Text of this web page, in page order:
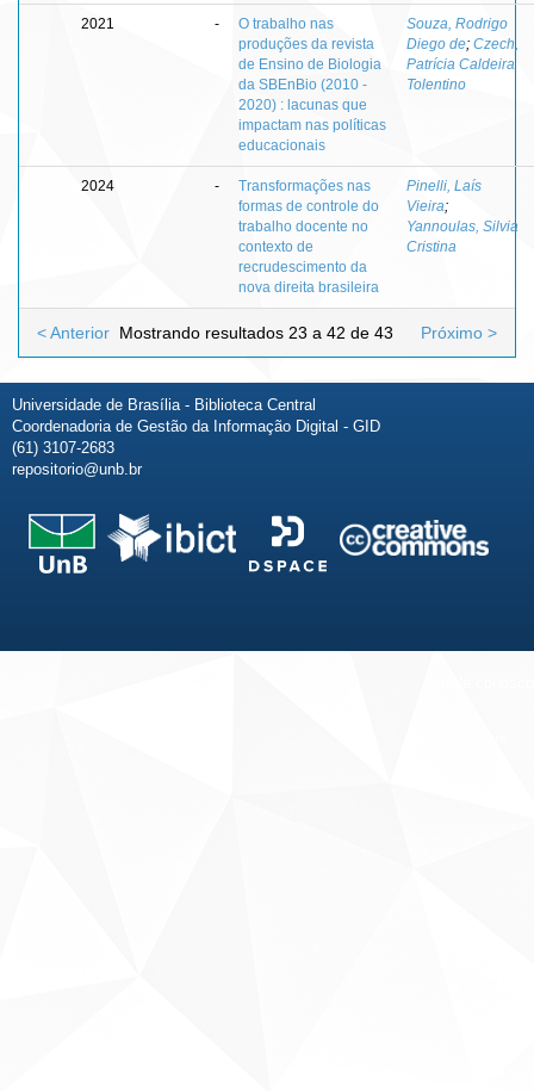
2021 -
O trabalho nas
produções da revista
de Ensino de Biologia
da SBEnBio (2010 -
2020) : lacunas que
impactam nas políticas
educacionais
Souza, Rodrigo
Diego de; Czech,
Patrícia Caldeira
Tolentino
2024 -
Transformações nas
formas de controle do
trabalho docente no
contexto de
recrudescimento da
nova direita brasileira
Pinelli, Laís
Vieira;
Yannoulas, Silvia
Cristina
Mostrando resultados 23 a 42 de 43
< Anterior Próximo >
Universidade de Brasília - Biblioteca Central
Coordenadoria de Gestão da Informação Digital - GID
(61) 3107-2683
repositorio@unb.br